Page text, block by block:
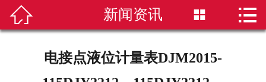
 首页
雷达液位计
 新闻资讯  
电接点液位计量表DJM2015-